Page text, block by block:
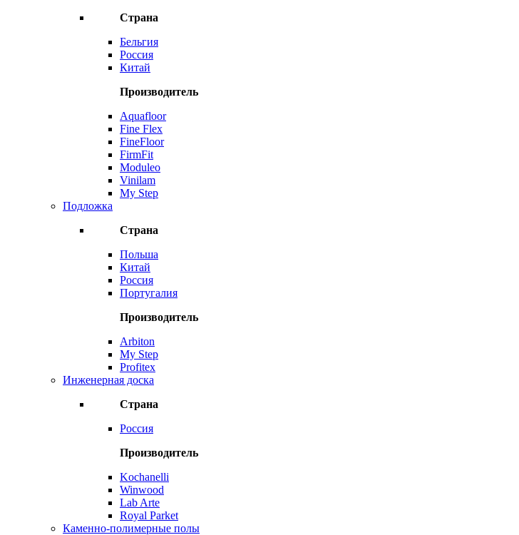
Страна
Бельгия
Россия
Китай
Производитель
Aquafloor
Fine Flex
FineFloor
FirmFit
Moduleo
Vinilam
My Step
Подложка
Страна
Польша
Китай
Россия
Португалия
Производитель
Arbiton
My Step
Profitex
Инженерная доска
Страна
Россия
Производитель
Kochanelli
Winwood
Lab Arte
Royal Parket
Каменно-полимерные полы